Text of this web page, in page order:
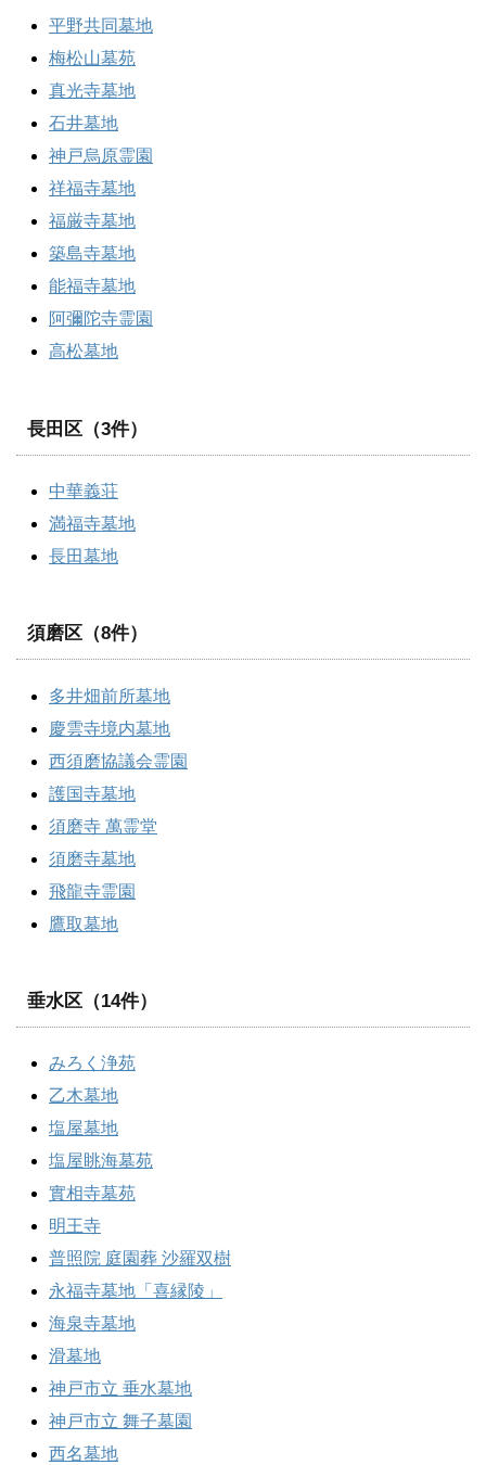
平野共同墓地
梅松山墓苑
真光寺墓地
石井墓地
神戸烏原霊園
祥福寺墓地
福厳寺墓地
築島寺墓地
能福寺墓地
阿彌陀寺霊園
高松墓地
長田区（3件）
中華義荘
満福寺墓地
長田墓地
須磨区（8件）
多井畑前所墓地
慶雲寺境内墓地
西須磨協議会霊園
護国寺墓地
須磨寺 萬霊堂
須磨寺墓地
飛龍寺霊園
鷹取墓地
垂水区（14件）
みろく浄苑
乙木墓地
塩屋墓地
塩屋眺海墓苑
實相寺墓苑
明王寺
普照院 庭園葬 沙羅双樹
永福寺墓地「喜縁陵」
海泉寺墓地
滑墓地
神戸市立 垂水墓地
神戸市立 舞子墓園
西名墓地